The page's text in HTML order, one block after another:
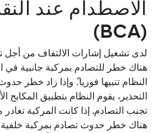
الاصطدام عند
(BCA)
لدى تشغيل إشارات الالتفاف من أجل
هناك خطر للتصادم بمركبة جانبية في
النظام تنبيها فوريا.ً وإذا زاد خطر
التحذير، يقوم النظام بتطبيق المكابح
تجنب التصادم. إذا كانت المركبة
هناك خطر حدوث تصادم بمركبة خلفية